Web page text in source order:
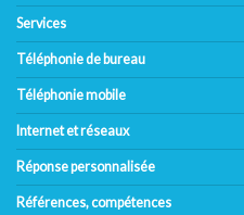
Services
Téléphonie de bureau
Téléphonie mobile
Internet et réseaux
Réponse personnalisée
Références, compétences